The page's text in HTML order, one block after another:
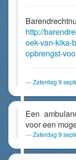
http://
oek-van-kika-
opbrengst-
Zaterdag 9
Een
voor een
Zaterdag 9